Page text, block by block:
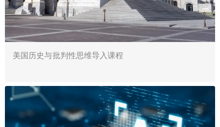
美国历史与批判性思维导入课程